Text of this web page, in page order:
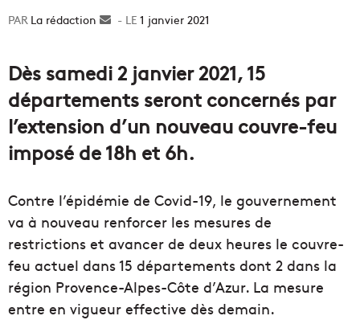
La rédaction
Envoyer1 janvier 2021
Dès samedi 2 janvier 2021, 15
départements seront concernés par
l’extension d’un nouveau couvre-feu
imposé de 18h et 6h.
Contre l’épidémie de Covid-19, le gouvernement
va à nouveau renforcer les mesures de
restrictions et avancer de deux heures le couvre-
feu actuel dans 15 départements dont 2 dans la
région Provence-Alpes-Côte d’Azur. La mesure
entre en vigueur effective dès demain.